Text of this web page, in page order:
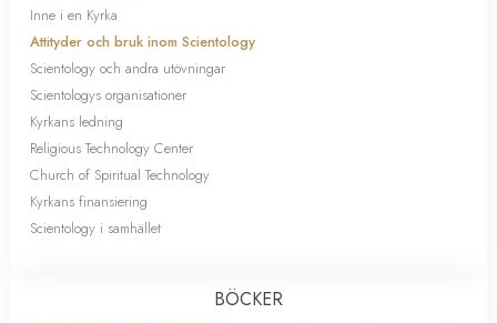
Inne i en Kyrka
Attityder och bruk inom Scientology
Scientology och andra utövningar
Scientologys organisationer
Kyrkans ledning
Religious Technology Center
Church of Spiritual Technology
Kyrkans finansiering
Scientology i samhället
BÖCKER